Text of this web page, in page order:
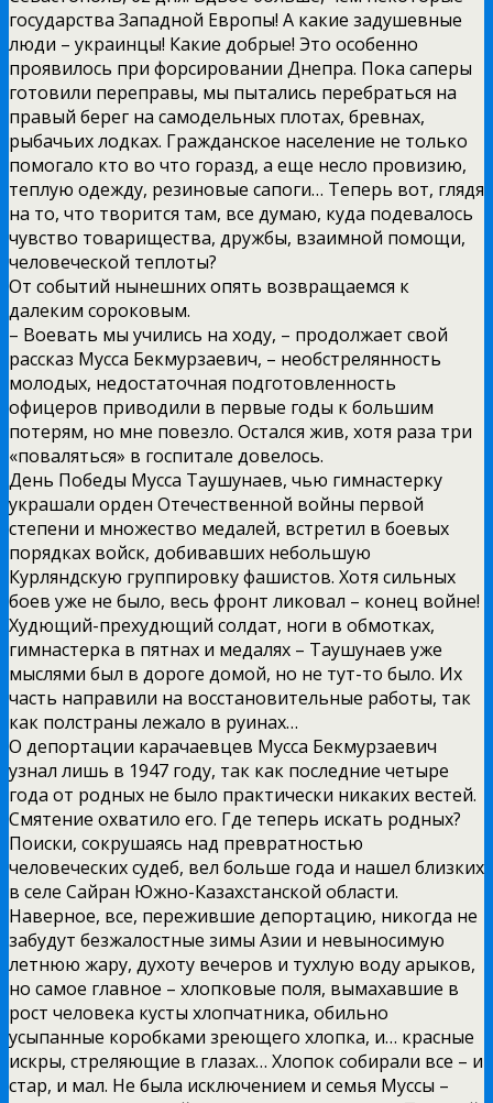
государства Западной Европы! А какие задушевные
люди – украинцы! Какие добрые! Это особенно
проявилось при форсировании Днепра. Пока саперы
готовили переправы, мы пытались перебраться на
правый берег на самодельных плотах, бревнах,
рыбачьих лодках. Гражданское население не только
помогало кто во что горазд, а еще несло провизию,
теплую одежду, резиновые сапоги… Теперь вот, глядя
на то, что творится там, все думаю, куда подевалось
чувство товарищества, дружбы, взаимной помощи,
человеческой теплоты?
От событий нынешних опять возвращаемся к
далеким сороковым.
– Воевать мы учились на ходу, – продолжает свой
рассказ Мусса Бекмурзаевич, – необстрелянность
молодых, недостаточная подготовленность
офицеров приводили в первые годы к большим
потерям, но мне повезло. Остался жив, хотя раза три
«поваляться» в госпитале довелось.
День Победы Мусса Таушунаев, чью гимнастерку
украшали орден Отечественной войны первой
степени и множество медалей, встретил в боевых
порядках войск, добивавших небольшую
Курляндскую группировку фашистов. Хотя сильных
боев уже не было, весь фронт ликовал – конец войне!
Худющий-прехудющий солдат, ноги в обмотках,
гимнастерка в пятнах и медалях – Таушунаев уже
мыслями был в дороге домой, но не тут-то было. Их
часть направили на восстановительные работы, так
как полстраны лежало в руинах…
О депортации карачаевцев Мусса Бекмурзаевич
узнал лишь в 1947 году, так как последние четыре
года от родных не было практически никаких вестей.
Смятение охватило его. Где теперь искать родных?
Поиски, сокрушаясь над превратностью
человеческих судеб, вел больше года и нашел близких
в селе Сайран Южно-Казахстанской области.
Наверное, все, пережившие депортацию, никогда не
забудут безжалостные зимы Азии и невыносимую
летнюю жару, духоту вечеров и тухлую воду арыков,
но самое главное – хлопковые поля, вымахавшие в
рост человека кусты хлопчатника, обильно
усыпанные коробками зреющего хлопка, и… красные
искры, стреляющие в глазах… Хлопок собирали все – и
стар, и мал. Не была исключением и семья Муссы –